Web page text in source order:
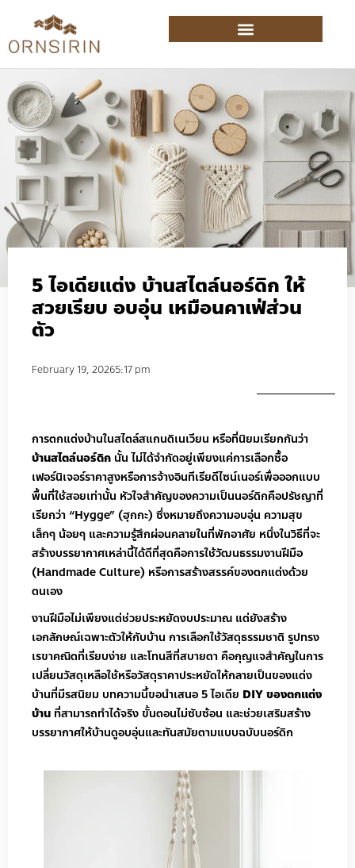
5 ไอเดียแต่ง บ้านสไตล์นอร์ดิก ให้
สวยเรียบ อบอุ่น เหมือนคาเฟ่ส่วน
ตัว
February 19, 20265:17 pm
การตกแต่งบ้านในสไตล์สแกนดิเนเวียน หรือที่นิยมเรียกกันว่า
บ้านสไตล์นอร์ดิก นั้น ไม่ได้จำกัดอยู่เพียงแค่การเลือกซื้อ
เฟอร์นิเจอร์ราคาสูงหรือการจ้างอินทีเรียดีไซน์เนอร์เพื่อออกแบบ
พื้นที่ใช้สอยเท่านั้น หัวใจสำคัญของความเป็นนอร์ดิกคือปรัชญาที่
เรียกว่า “Hygge” (ฮุกกะ) ซึ่งหมายถึงความอบอุ่น ความสุข
เล็กๆ น้อยๆ และความรู้สึกผ่อนคลายในที่พักอาศัย หนึ่งในวิธีที่จะ
สร้างบรรยากาศเหล่านี้ได้ดีที่สุดคือการใช้วัฒนธรรมงานฝีมือ
(Handmade Culture) หรือการสร้างสรรค์ของตกแต่งด้วย
ตนเอง
งานฝีมือไม่เพียงแต่ช่วยประหยัดงบประมาณ แต่ยังสร้าง
เอกลักษณ์เฉพาะตัวให้กับบ้าน การเลือกใช้วัสดุธรรมชาติ รูปทรง
เรขาคณิตที่เรียบง่าย และโทนสีที่สบายตา คือกุญแจสำคัญในการ
เปลี่ยนวัสดุเหลือใช้หรือวัสดุราคาประหยัดให้กลายเป็นของแต่ง
บ้านที่มีรสนิยม บทความนี้ขอนำเสนอ 5 ไอเดีย DIY ของตกแต่ง
บ้าน ที่สามารถทำได้จริง ขั้นตอนไม่ซับซ้อน และช่วยเสริมสร้าง
บรรยากาศให้บ้านดูอบอุ่นและทันสมัยตามแบบฉบับนอร์ดิก